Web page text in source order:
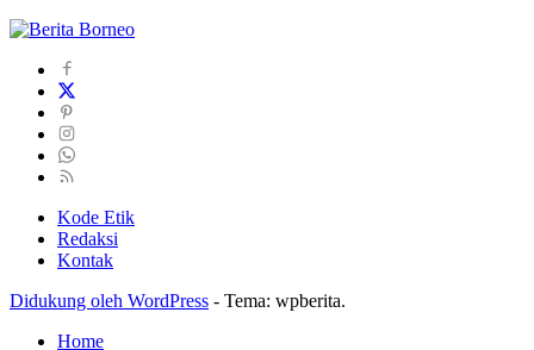
Kode Etik
Redaksi
Kontak
Didukung oleh WordPress - Tema: wpberita.
Home